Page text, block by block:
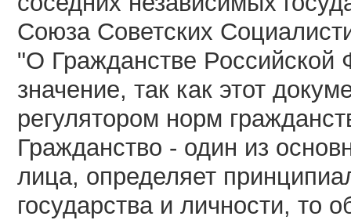
Союза Советских
"О Гражданстве Российской
значение, так как этот
регулятором норм
Гражданство - один из
лица, определяет
государства и личности, то